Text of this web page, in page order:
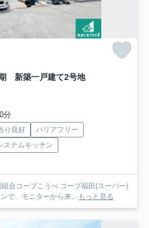
新築一戸建て2号地
分
り良好
バリアフリー
ステムキッチン
合コープこうべ コープ福田(スーパー)
で、モニターから来... もっと見る